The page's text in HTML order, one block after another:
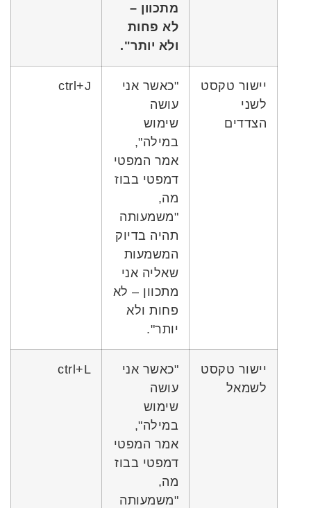
מתכוון –
לא פחות
ולא יותר"
.
יישור טקסט
לשני
הצדדים
"כאשר אני
עושה
שימוש
במילה",
אמר המפטי
דמפטי בבוז
מה,
"משמעותה
תהיה בדיוק
המשמעות
שאליה אני
מתכוון – לא
פחות ולא
יותר".
ctrl+J
יישור טקסט
לשמאל
"כאשר אני
עושה
שימוש
במילה",
אמר המפטי
דמפטי בבוז
מה,
"משמעותה
ctrl+L